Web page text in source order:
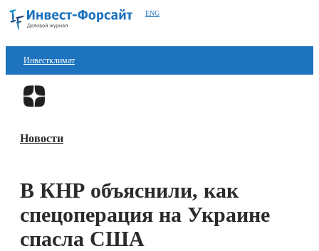
ENG
Инвестклимат
Финансы
Блокчейн
Новости
В КНР объяснили, как
спецоперация на Украине
спасла США